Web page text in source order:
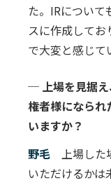
た。IRについて
スに作成して
で大変と感じて
─ 上場を見据え
権者様になられ
いますか？
野毛
上場し
いただけるか